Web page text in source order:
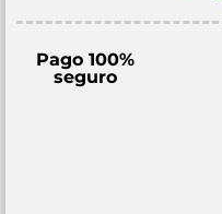
Pago 100%
seguro